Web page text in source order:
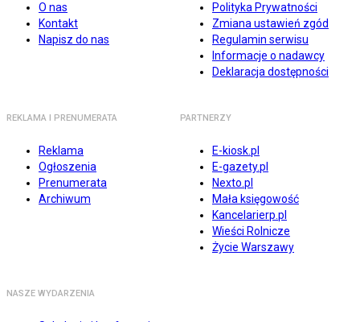
O nas
Kontakt
Napisz do nas
Polityka Prywatności
Zmiana ustawień zgód
Regulamin serwisu
Informacje o nadawcy
Deklaracja dostępności
REKLAMA I PRENUMERATA
Reklama
Ogłoszenia
Prenumerata
Archiwum
PARTNERZY
E-kiosk.pl
E-gazety.pl
Nexto.pl
Mała księgowość
Kancelarierp.pl
Wieści Rolnicze
Życie Warszawy
NASZE WYDARZENIA